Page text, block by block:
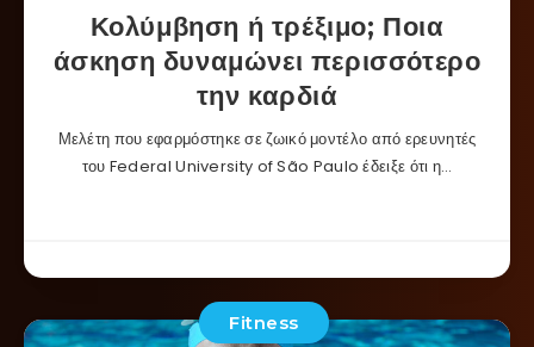
Κολύμβηση ή τρέξιμο; Ποια
άσκηση δυναμώνει περισσότερο
την καρδιά
Μελέτη που εφαρμόστηκε σε ζωικό μοντέλο από ερευνητές
του Federal University of São Paulo έδειξε ότι η…
Fitness